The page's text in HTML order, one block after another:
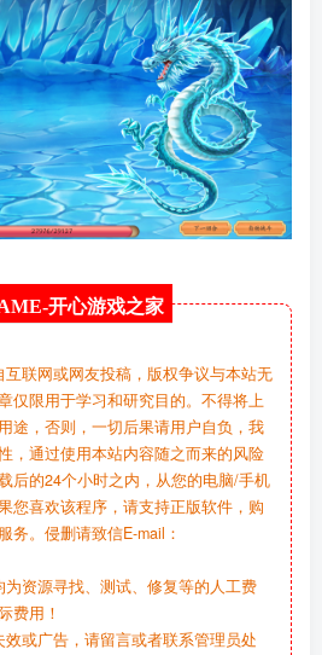
开心游戏之家
联网或网友投稿，版权争议与本站无
仅限用于学习和研究目的。不得将上
途，否则，一切后果请用户自负，我
，通过使用本站内容随之而来的风险
后的24个小时之内，从您的电脑/手机
您喜欢该程序，请支持正版软件，购
务。侵删请致信E-mail：
资源寻找、测试、修复等的人工费
费用！
或广告，请留言或者联系管理员处